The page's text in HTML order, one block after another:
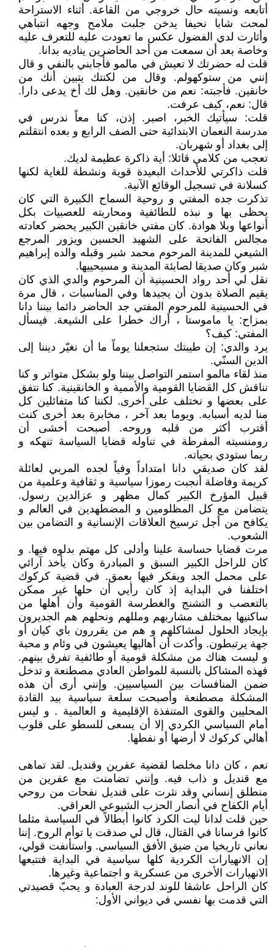
أتابعه ونسيته حال خروجي من القاعة. أثناء الاستراحة
لمحت شابا نحيفا يدخن جلبت ملامح وجهه انتباهي
وأثارت لدي الفضول عكس ما تعودت عليه للتعرف عليه
وخاصة بعد أن سمعت من أحد الحاضرين يناديه بدانا.
قلت له حضرتك لا تعيش في مالمو فأجابني بالنفي و قال
إنني من ستوكهولم. وقال من لكنتك يتبين أنك من
خانقين. فأجبته: نعم من خانقين. وهل لك أخ يدعى دارا.
قال: نعم، كيف عرفت.
قلت: سيأتيك الخبر، اصبر. إذن، كنا معاً ندرس في
مدرسة النعمان الابتدائية حتى الصف الرابع و بعده انتقلتم
إلى بغداد أو شهربان.
تعجب من كلامي قائلا: أية ذاكرة عظيمة لديك.
قلت ذاكرتي للأحداث البعيدة قوية ونشطة للغاية لكنها
كسلانة في تسجيل الوقائع الآنية.
تذكرت جده المفتي و روحية السماح الكبيرة التي كان
يحظى بها و نبذه للطائفية ومحاربته للعصبيات بكل
أنواعها وبلا هوادة. كان مفتي خانقين الكبير يحضر كعادته
مجالس الفاتحة على الشهيد الحسين ويزور المرجع
الشيعي للمدينة المرحوم محمد شبر وقبله والده إبراهيم
شبر وكان صديقا لصابئة المدينة و مسيحييها.
نقل لي أحد رواد الحسينية أن المرحوم والدي الذي كان
يقيم الصلاة بدون أن يجيدها وفي المناسبات ، قال مرة
في الحسينية للمرحوم المفتي جد الحاضر دائما بيننا دانا
بمزاح: يا ماموستا ، أراك خطرا على الشيعة. فيسأل
المفتي: كيف؟
يرد والدي: إن طيبتك ستجعلنا يوماً ما أن نغيّر ديننا إلى
الدين السنّي.
منذ لقاء مالمو استمر التواصل بيننا ولو بشكل متواتر و كنا
نناقش كل القضايا القومية والأممية و الخانقينية. كنا نتفق
على بعضها و نختلف على أخرى. لكننا كنا متفائلين كل
منا لديه أسبابه. ويوما بعد آخر ، مخابرة بعد أخرى كنت
أقترب أكثر من قلبه وروحه. أصبحت أخشى أن
رومنسيته المفرطة في تناوله قضايا السياسة تنهكه و
ربما ستودي بحياته.
لقد كان صديقي دانا امتداداً وفياً لجده المربي لعائلة
كريمة وفاضلة أنجبت رموزا سياسية و ثقافية وعلمية من
قبيل المؤرخ الكبير كمال مظهر و عزالدين رسول.
يتضامن مع كل المظلومين و المضطهدين في العالم و
يكافح من أجل ترسيخ العلاقات الإنسانية و التضامن بين
الشعوب.
مرت قضايا حساسة علينا وأدلى كل مهتم بدلوه فيها. و
كان للراحل الكبير السبق و المبادرة وكان يأخذ آرائي
على محمل الجد ويفكر فيها بعمق. في قضية كركوك
اختلفنا في البداية إذ كان رأيي أن حلها غير ممكن
بالتعصب و التشنج والغطرسة القومية وأن أهلها من
ساكنيها بمختلف مشاربهم ومللهم ونحلهم هم الجديرون
بإيجاد الحلول لمشاكلهم و هم من يقررون باي كيان أو
جهة يرتبطون. وأكدت أن أهاليها يعيشون في وئام و محبة
و ليست هناك من مشكلة قومية أو طائفية تفرق بينهم.
فهذه المشاكل بالنسبة للمواطن العادي مصطنعة و تدخل
ضمن المنافسات بين السياسيين. وإنني أرى أن هذه
المشكلة مصطنعة وأصبحت سلعة سياسية بيد القادة
المحليين والقوى المتنفذة الإقليمية و العالمية . و ليس
أمام السياسي الكردي إلا أن يسعى للسطو على قلوب
أهالي كركوك لا أرضها أو نفطها.
نعم ، كان دانا مخلصا لقضية عفرين وقنديل. لقد تماهى
مع قنديل و ذاب فيه. وإنني تضامنت مع عفرين من
منطلق إنساني وقد نثرت على قنديل نفحات من روحي
أيام الكفاح في أنصار الحزب الشيوعي العراقي.
حين قلت لدانا ليت الكرد كانوا أبطالاً في السياسة مثلما
كانوا فرسانا في القتال، قال لي صدقت يا توأم الروح. إننا
نعاني تاريخيا من ضيق الأفق السياسي. واستأنفت قولي،
إن الانهيارات الكردية كلها سياسية في البداية فتتبعها
الانهيارات الأخرى من عسكرية و اجتماعية وغيرها.
كان الراحل عاشقا للوند لدرجة العبادة و يحبّ قصيدتي
التي قدمت بها نفسي في ديواني الأول: